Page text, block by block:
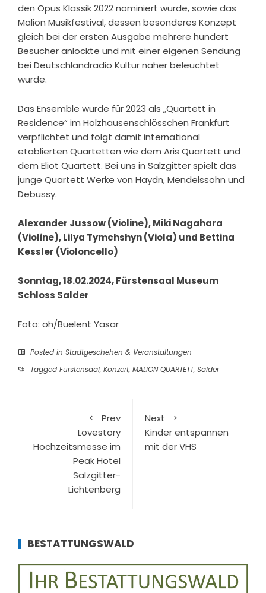
den Opus Klassik 2022 nominiert wurde, sowie das
Malion Musikfestival, dessen besonderes Konzept
gleich bei der ersten Ausgabe mehrere hundert
Besucher anlockte und mit einer eigenen Sendung
bei Deutschlandradio Kultur näher beleuchtet
wurde.
Das Ensemble wurde für 2023 als „Quartett in
Residence“ im Holzhausenschlösschen Frankfurt
verpflichtet und folgt damit international
etablierten Quartetten wie dem Aris Quartett und
dem Eliot Quartett. Bei uns in Salzgitter spielt das
junge Quartett Werke von Haydn, Mendelssohn und
Debussy.
Alexander Jussow (Violine), Miki Nagahara
(Violine), Lilya Tymchshyn (Viola) und Bettina
Kessler (Violoncello)
Sonntag, 18.02.2024,Fürstensaal Museum
Schloss Salder
Foto: oh/Buelent Yasar
Posted in Stadtgeschehen & Veranstaltungen
Tagged Fürstensaal, Konzert, MALION QUARTETT, Salder
Prev
Lovestory
Hochzeitsmesse im
Peak Hotel
Salzgitter-
Lichtenberg
Next
Kinder entspannen
mit der VHS
BESTATTUNGSWALD